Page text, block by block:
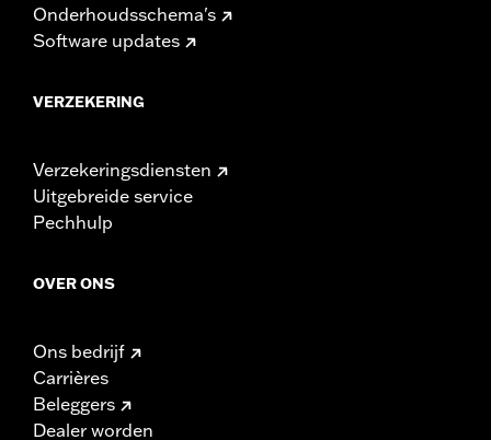
Onderhoudsschema's
Software updates
VERZEKERING
Verzekeringsdiensten
Uitgebreide service
Pechhulp
OVER ONS
Ons bedrijf
Carrières
Beleggers
Dealer worden